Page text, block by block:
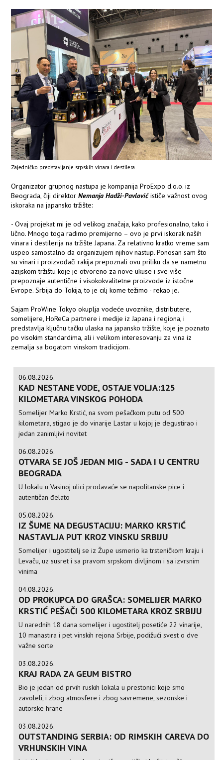
Zajedničko predstavljanje srpskih vinara i destilera
Organizator grupnog nastupa je kompanija ProExpo d.o.o. iz
Beograda, čiji direktorNemanja Hadži-Pavlovićističe važnost ovog
iskoraka na japansko tržište:
- Ovaj projekat mi je od velikog značaja, kako profesionalno, tako i
lično. Mnogo toga radimo premijerno – ovo je prvi iskorak naših
vinara i destilerija na tržište Japana. Za relativno kratko vreme sam
uspeo samostalno da organizujem njihov nastup. Ponosan sam što
su vinari i proizvođači rakija prepoznali ovu priliku da se nametnu
azijskom tržištu koje je otvoreno za nove ukuse i sve više
prepoznaje autentične i visokokvalitetne proizvode iz istočne
Evrope. Srbija do Tokija, to je cilj kome težimo - rekao je.
Sajam ProWine Tokyo okuplja vodeće uvoznike, distributere,
somelijere, HoReCa partnere i medije iz Japana i regiona, i
predstavlja ključnu tačku ulaska na japansko tržište, koje je poznato
po visokim standardima, ali i velikom interesovanju za vina iz
zemalja sa bogatom vinskom tradicijom.
06.08.2026.
KAD NESTANE VODE, OSTAJE VOLJA:125
KILOMETARA VINSKOG POHODA
Somelijer Marko Krstić, na svom pešačkom putu od 500
kilometara, stigao je do vinarije Lastar u kojoj je degustirao i
jedan zanimljivi novitet
06.08.2026.
OTVARA SE JOŠ JEDAN MIG - SADA I U CENTRU
BEOGRADA
U lokalu u Vasinoj ulici prodavaće se napolitanske pice i
autentičan đelato
05.08.2026.
IZ ŠUME NA DEGUSTACIJU: MARKO KRSTIĆ
NASTAVLJA PUT KROZ VINSKU SRBIJU
Somelijer i ugostitelj se iz Župe usmerio ka trsteničkom kraju i
Levaču, uz susret i sa pravom srpskom divljinom i sa izvrsnim
vinima
04.08.2026.
OD PROKUPCA DO GRAŠCA: SOMELIJER MARKO
KRSTIĆ PEŠAČI 500 KILOMETARA KROZ SRBIJU
U narednih 18 dana somelijer i ugostitelj posetiće 22 vinarije,
10 manastira i pet vinskih rejona Srbije, podižući svest o dve
važne sorte
03.08.2026.
KRAJ RADA ZA GEUM BISTRO
Bio je jedan od prvih ruskih lokala u prestonici koje smo
zavoleli, i zbog atmosfere i zbog savremene, sezonske i
autorske hrane
03.08.2026.
OUTSTANDING SERBIA: OD RIMSKIH CAREVA DO
VRHUNSKIH VINA